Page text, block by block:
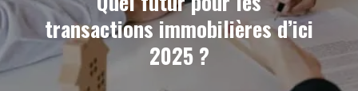
transactions immobilières d’ici
2025 ?